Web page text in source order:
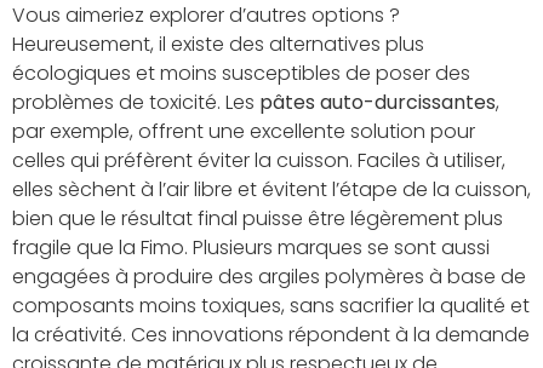
Vous aimeriez explorer d’autres options ?
Heureusement, il existe des alternatives plus
écologiques et moins susceptibles de poser des
problèmes de toxicité. Les pâtes auto-durcissantes,
par exemple, offrent une excellente solution pour
celles qui préfèrent éviter la cuisson. Faciles à utiliser,
elles sèchent à l’air libre et évitent l’étape de la cuisson,
bien que le résultat final puisse être légèrement plus
fragile que la Fimo. Plusieurs marques se sont aussi
engagées à produire des argiles polymères à base de
composants moins toxiques, sans sacrifier la qualité et
la créativité. Ces innovations répondent à la demande